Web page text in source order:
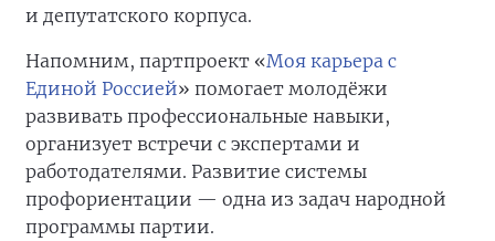
и депутатского корпуса.
Напомним, партпроект «Моя карьера с
Единой Россией» помогает молодёжи
развивать профессиональные навыки,
организует встречи с экспертами и
работодателями. Развитие системы
профориентации — одна из задач народной
программы партии.